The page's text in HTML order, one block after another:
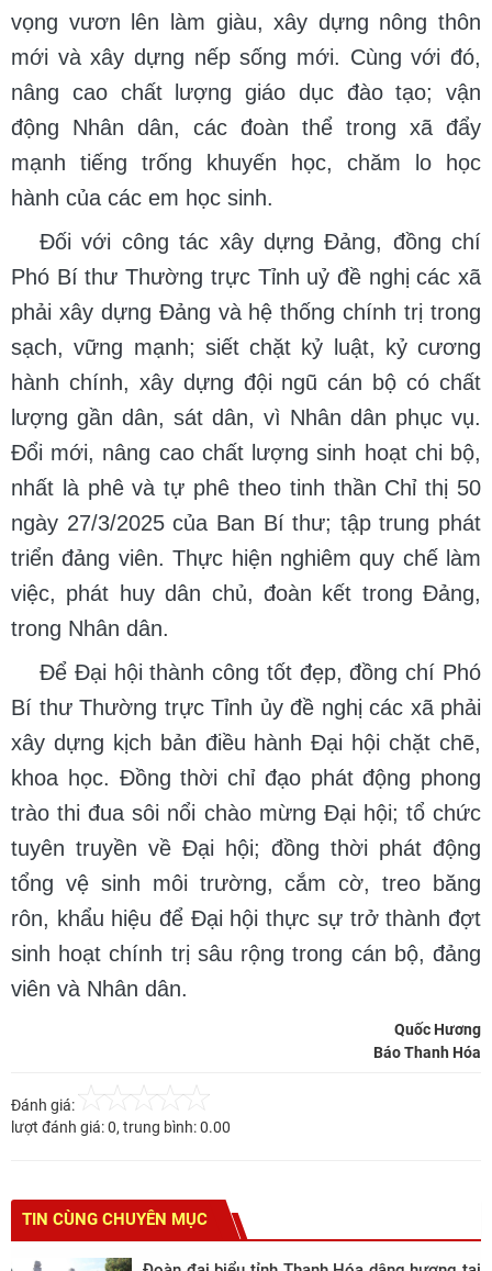
vọng vươn lên làm giàu, xây dựng nông thôn
mới và xây dựng nếp sống mới. Cùng với đó,
nâng cao chất lượng giáo dục đào tạo; vận
động Nhân dân, các đoàn thể trong xã đẩy
mạnh tiếng trống khuyến học, chăm lo học
hành của các em học sinh.
Đối với công tác xây dựng Đảng, đồng chí
Phó Bí thư Thường trực Tỉnh uỷ đề nghị các xã
phải xây dựng Đảng và hệ thống chính trị trong
sạch, vững mạnh; siết chặt kỷ luật, kỷ cương
hành chính, xây dựng đội ngũ cán bộ có chất
lượng gần dân, sát dân, vì Nhân dân phục vụ.
Đổi mới, nâng cao chất lượng sinh hoạt chi bộ,
nhất là phê và tự phê theo tinh thần Chỉ thị 50
ngày 27/3/2025 của Ban Bí thư; tập trung phát
triển đảng viên. Thực hiện nghiêm quy chế làm
việc, phát huy dân chủ, đoàn kết trong Đảng,
trong Nhân dân.
Để Đại hội thành công tốt đẹp, đồng chí Phó
Bí thư Thường trực Tỉnh ủy đề nghị các xã phải
xây dựng kịch bản điều hành Đại hội chặt chẽ,
khoa học. Đồng thời chỉ đạo phát động phong
trào thi đua sôi nổi chào mừng Đại hội; tổ chức
tuyên truyền về Đại hội; đồng thời phát động
tổng vệ sinh môi trường, cắm cờ, treo băng
rôn, khẩu hiệu để Đại hội thực sự trở thành đợt
sinh hoạt chính trị sâu rộng trong cán bộ, đảng
viên và Nhân dân.
Quốc Hương
Báo Thanh Hóa
Đánh giá:
lượt đánh giá:0, trung bình:0.00
TIN CÙNG CHUYÊN MỤC